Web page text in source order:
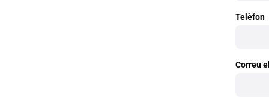
Telèfon
Correu